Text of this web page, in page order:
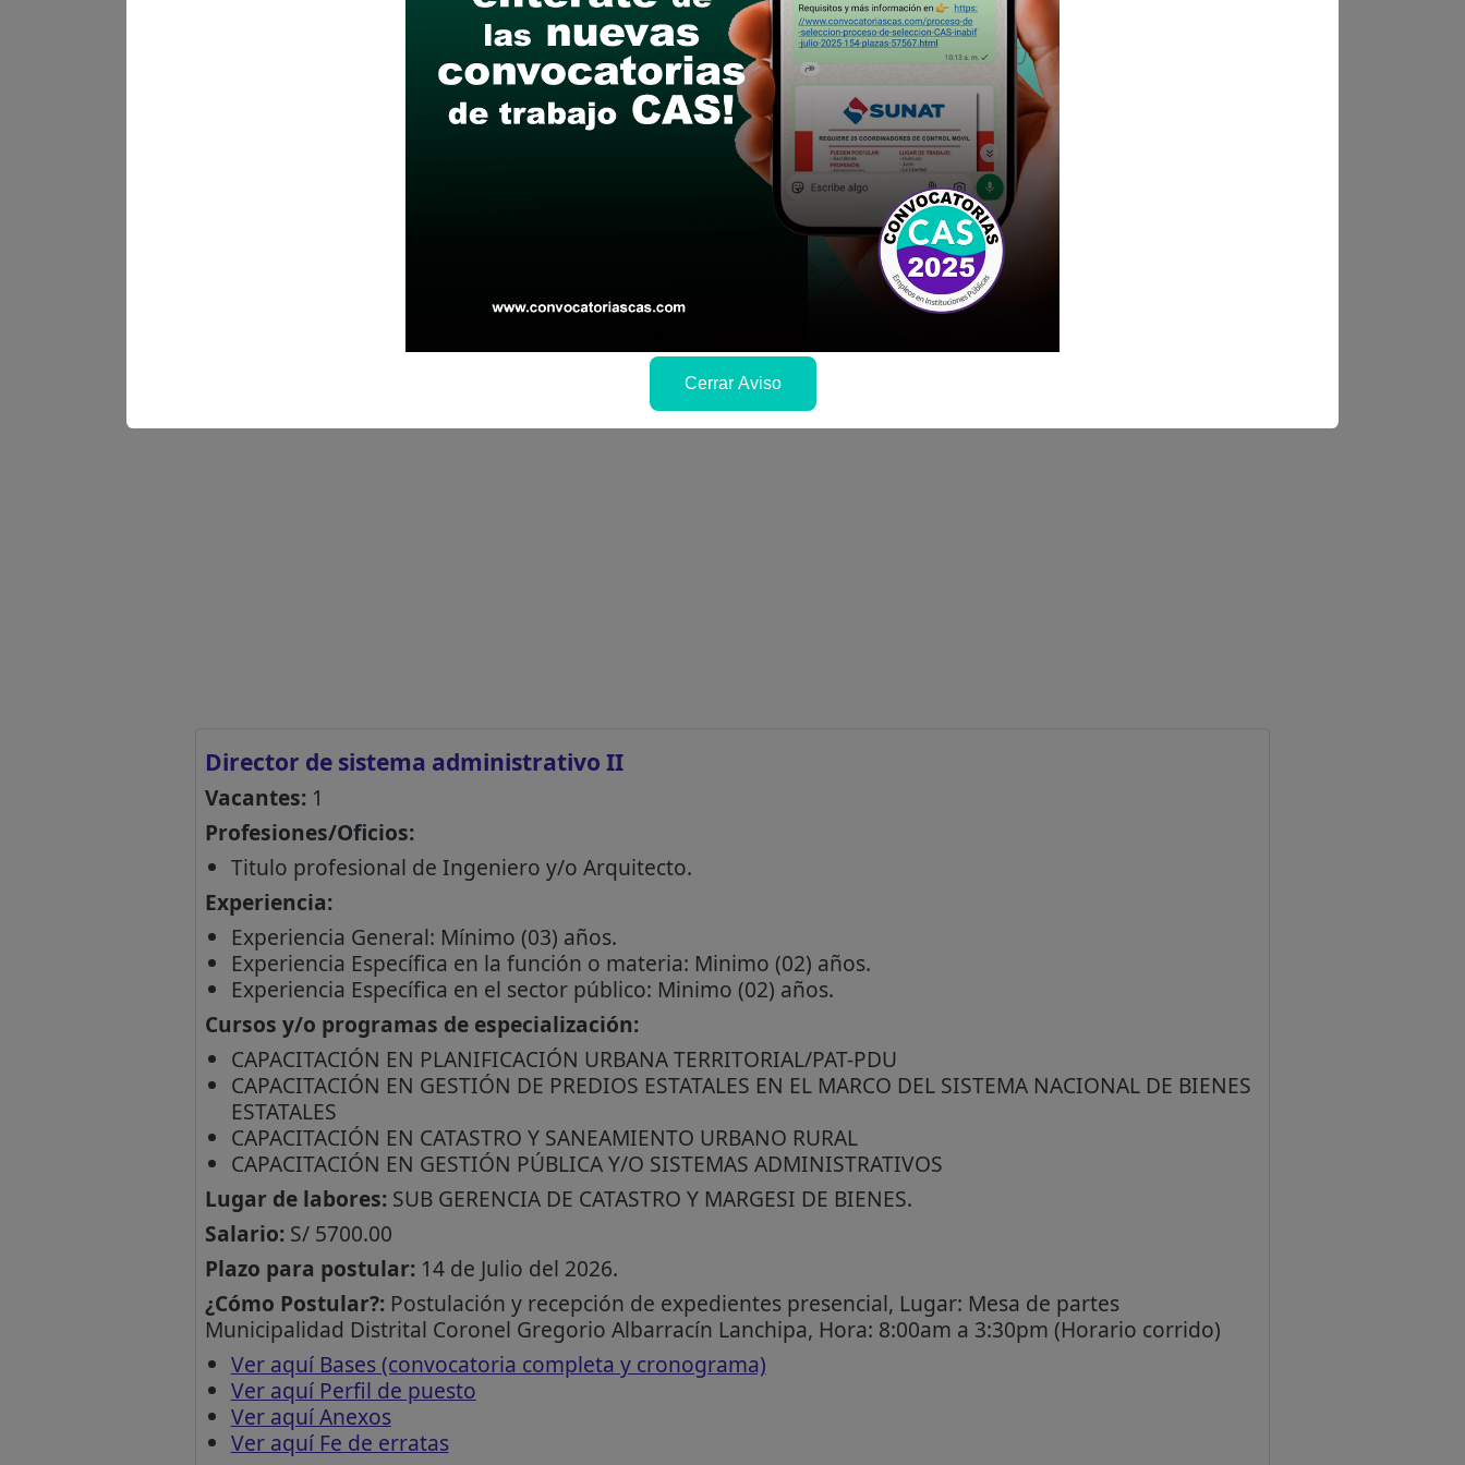
Capacitación en Gestión de Políticas Públicas
Capacitación en Administración de Entidades Públicas
Capacitación en Derecho Público Administrativo
Capacitación en Gestión Estratégica de Inversión Pública
Postulación y recepción de expedientes presencial, Lugar: Mesa de partes
Municipalidad Distrital Coronel Gregorio Albarracín Lanchipa, Hora: 8:00am a 3:30pm (Horario corrido)
Ver aquí Bases (convocatoria completa y cronograma)
Director de sistema administrativo II
Vacantes:1
Profesiones/Oficios:
Titulo profesional de Ingeniero y/o Arquitecto.
Experiencia:
Experiencia General: Mínimo (03) años.
Experiencia Específica en la función o materia: Minimo (02) años.
Experiencia Específica en el sector público: Minimo (02) años.
Cursos y/o programas de especialización:
CAPACITACIÓN EN PLANIFICACIÓN URBANA TERRITORIAL/PAT-PDU
CAPACITACIÓN EN GESTIÓN DE PREDIOS ESTATALES EN EL MARCO DEL SISTEMA NACIONAL DE BIENES
ESTATALES
CAPACITACIÓN EN CATASTRO Y SANEAMIENTO URBANO RURAL
CAPACITACIÓN EN GESTIÓN PÚBLICA Y/O SISTEMAS ADMINISTRATIVOS
Lugar de labores:SUB GERENCIA DE CATASTRO Y MARGESI DE BIENES.
Salario:S/ 5700.00
Plazo para postular:14 de Julio del 2026.
¿Cómo Postular?:Postulación y recepción de expedientes presencial, Lugar: Mesa de partes
Municipalidad Distrital Coronel Gregorio Albarracín Lanchipa, Hora: 8:00am a 3:30pm (Horario corrido)
Ver aquí Bases (convocatoria completa y cronograma)
Ver aquí Perfil de puesto
Ver aquí Anexos
Ver aquí Fe de erratas
Cerrar Aviso